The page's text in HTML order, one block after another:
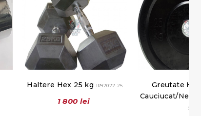
Haltere Hex 25 kg IR92022-25
1 800 lei
Greutate
Cauciucat/
5